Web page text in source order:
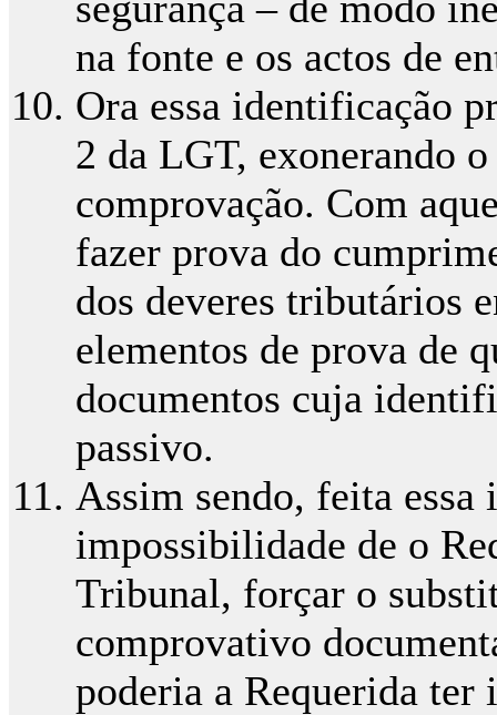
na fonte e os actos de
Ora essa identificação
2 da LGT, exonerando
comprovação. Com
fazer prova do
dos deveres tributários
elementos de prova de
documentos cuja
passivo.
Assim sendo, feita essa
impossibilidade de o
Tribunal, forçar o
comprovativo
poderia a Requerida ter